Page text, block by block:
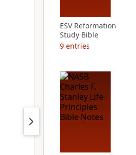
ESV Reformation
Study Bible
9 entries